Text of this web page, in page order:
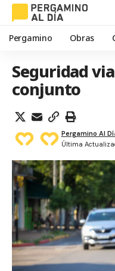
Pergamino Obras
Seguridad
conjunto
Última
Pergamino Al